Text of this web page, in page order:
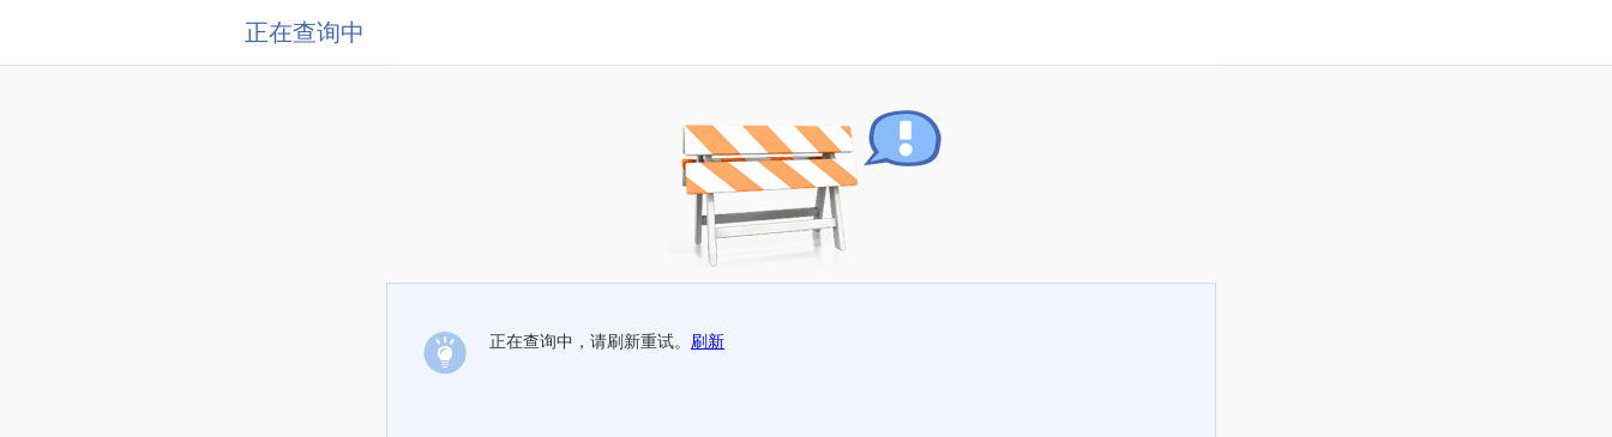
正在查询中
正在查询中，请刷新重试。 刷新